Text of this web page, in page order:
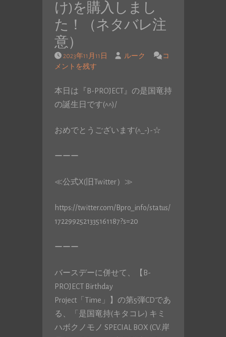
け)を購入しまし
た！（ネタバレ注
意）
2023年11月11日 ルーク
コ
メントを残す
本日は『B-PROJECT』の是国竜持
の誕生日です(^^)/
おめでとうございます(^_-)-☆
ーーー
≪公式X(旧Twitter）≫
https://twitter.com/Bpro_info/status/
1722992521335161187?s=20
ーーー
バースデーに併せて、【B-
PROJECT Birthday
Project「Time」】の第5弾CDであ
る、「是国竜持(キタコレ) キミ
ハボクノモノ SPECIAL BOX (CV.岸